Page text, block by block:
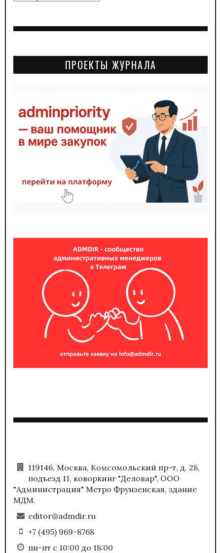
ПРОЕКТЫ ЖУРНАЛА
119146, Москва, Комсомольский пр-т, д. 28,
подъезд 11, коворкинг "Деловар", ООО
"Администрация" Метро Фрунзенская, здание
МДМ.
editor@admdir.ru
+7 (495) 969-8768
пн-пт с 10:00 до 18:00